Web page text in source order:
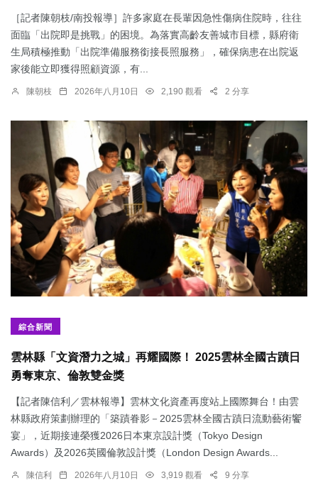
［記者陳朝枝/南投報導］許多家庭在長輩因急性傷病住院時，往往
面臨「出院即是挑戰」的困境。為落實高齡友善城市目標，縣府衛
生局積極推動「出院準備服務銜接長照服務」，確保病患在出院返
家後能立即獲得照顧資源，有...
陳朝枝 2026年八月10日 2,190 觀看 2 分享
綜合新聞
雲林縣「文資潛力之城」再耀國際！ 2025雲林全國古蹟日
勇奪東京、倫敦雙金獎
【記者陳信利／雲林報導】雲林文化資產再度站上國際舞台！由雲
林縣政府策劃辦理的「築蹟眷影－2025雲林全國古蹟日流動藝術饗
宴」，近期接連榮獲2026日本東京設計獎（Tokyo Design
Awards）及2026英國倫敦設計獎（London Design Awards...
陳信利 2026年八月10日 3,919 觀看 9 分享